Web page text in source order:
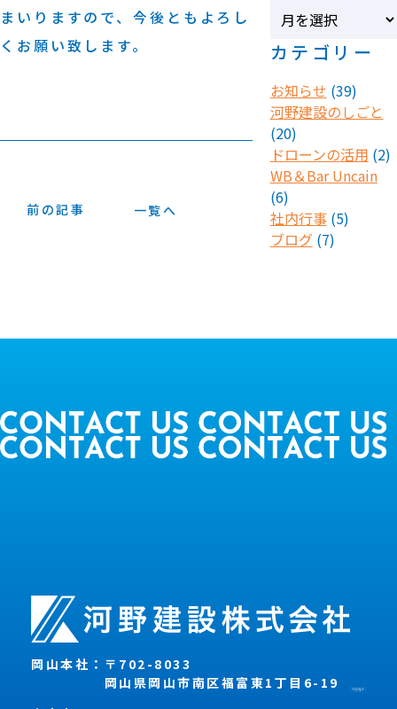
まいりますので、今後ともよろし
くお願い致します。
前の記事 一覧へ
カテゴリー
お知らせ (39)
河野建設のしごと
(20)
ドローンの活用 (2)
WB＆Bar Uncain
(6)
社内行事(5)
ブログ(7)
岡山本社： 〒702-8033
岡山県岡山市南区福富東1丁目6-19